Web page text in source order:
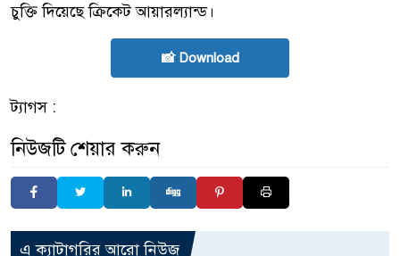
চুক্তি দিয়েছে ক্রিকেট আয়ারল্যান্ড।
📸 Download
ট্যাগস :
নিউজটি শেয়ার করুন
এ ক্যাটাগরির আরো নিউজ